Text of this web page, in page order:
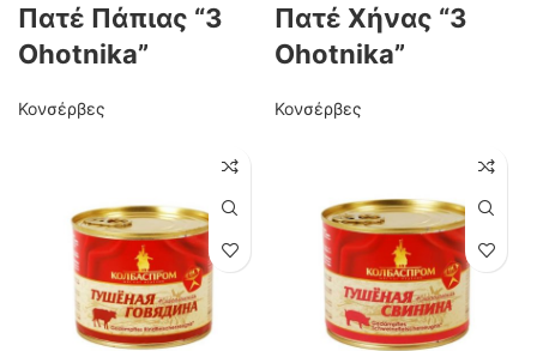
Πατέ Πάπιας “3
Ohotnika”
Κονσέρβες
Πατέ Χήνας “3
Ohotnika”
Κονσέρβες